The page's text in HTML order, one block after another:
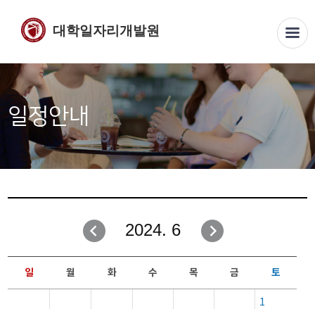
대학일자리개발원
일정안내
2024. 6
일 월 화 수 목 금 토
1